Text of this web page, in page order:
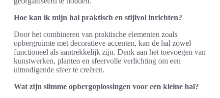
Hoe kan ik mijn hal praktisch en stijlvol inrichten?
Door het combineren van praktische elementen zoals
opbergruimte met decoratieve accenten, kan de hal zowel
functioneel als aantrekkelijk zijn. Denk aan het toevoegen van
kunstwerken, planten en sfeervolle verlichting om een
uitnodigende sfeer te creëren.
Wat zijn slimme opbergoplossingen voor een kleine hal?